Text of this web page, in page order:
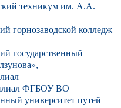
техникум им. А.А.
горнозаводской колледж
государственный
ФГБОУ ВО
университет путей